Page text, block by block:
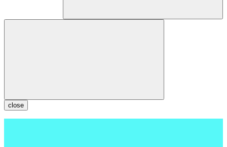
close